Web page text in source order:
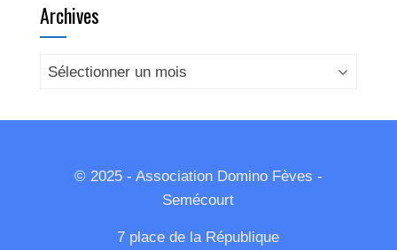
Archives
Archives
© 2025 - Association Domino Fèves -
Semécourt
7 place de la République